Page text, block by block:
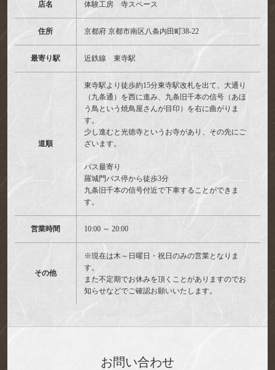
店名 体験工房 寺スペース
住所 京都府 京都市南区八条内田町38-22
最寄り駅 近鉄線 東寺駅
道順
東寺駅より徒歩約15分東寺駅改札を出て、大通り
（九条通）を西に進み、九条旧千本の信号（あほ
う鳥という焼鳥屋さんが目印）を右に曲がりま
す。
少し進むと光徳寺というお寺があり、その先にご
ざいます。
バス最寄り
羅城門バス停から徒歩3分
九条旧千本の信号付近で下車することができま
す。
営業時間 10:00 ～ 20:00
その他
※現在は木～日曜日・祝日のみの営業となりま
す。
また不定期でお休みを頂くことがありますのでお
知らせなどでご確認お願いいたします。
お問い合わせ